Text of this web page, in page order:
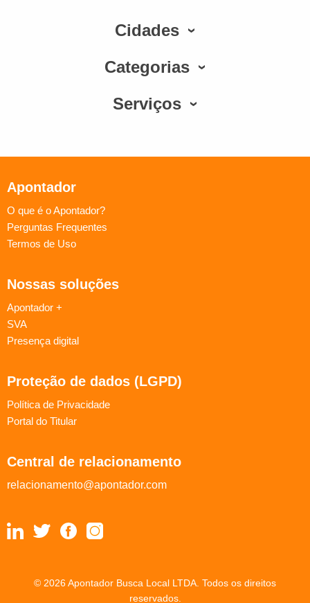
Cidades
Categorias
Serviços
Apontador
O que é o Apontador?
Perguntas Frequentes
Termos de Uso
Nossas soluções
Apontador +
SVA
Presença digital
Proteção de dados (LGPD)
Política de Privacidade
Portal do Titular
Central de relacionamento
relacionamento@apontador.com
© 2026 Apontador Busca Local LTDA. Todos os direitos
reservados.